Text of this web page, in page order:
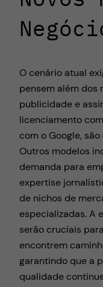
O cenário atual
pensem além dos
publicidade e
licenciamento
com o Google,
Outros modelos
demanda para
expertise
de nichos de
especializadas. A
serão cruciais
encontrem
garantindo que a
qualidade